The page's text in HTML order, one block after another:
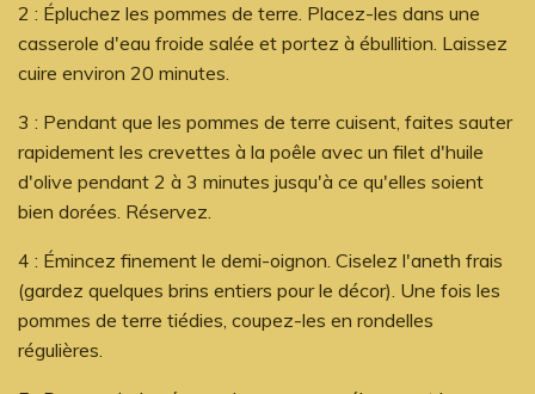
2 : Épluchez les pommes de terre. Placez-les dans une
casserole d'eau froide salée et portez à ébullition. Laissez
cuire environ 20 minutes.
3 : Pendant que les pommes de terre cuisent, faites sauter
rapidement les crevettes à la poêle avec un filet d'huile
d'olive pendant 2 à 3 minutes jusqu'à ce qu'elles soient
bien dorées. Réservez.
4 : Émincez finement le demi-oignon. Ciselez l'aneth frais
(gardez quelques brins entiers pour le décor). Une fois les
pommes de terre tiédies, coupez-les en rondelles
régulières.